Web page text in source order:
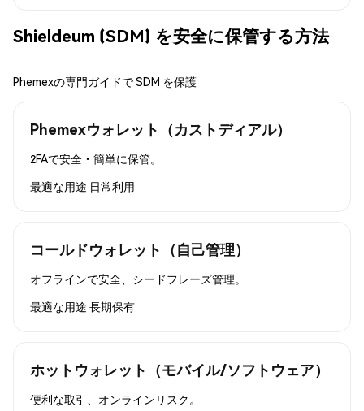
Shieldeum (SDM) を安全に保管する方法
Phemexの専門ガイドで SDM を保護
Phemexウォレット（カストディアル）
2FAで安全・簡単に保管。
最適な用途 日常利用
コールドウォレット（自己管理）
オフラインで安全、シードフレーズ管理。
最適な用途 長期保有
ホットウォレット（モバイル/ソフトウェア）
便利な取引、オンラインリスク。